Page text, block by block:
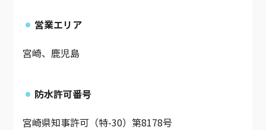
営業エリア
宮崎、鹿児島
防水許可番号
宮崎県知事許可（特-30）第8178号